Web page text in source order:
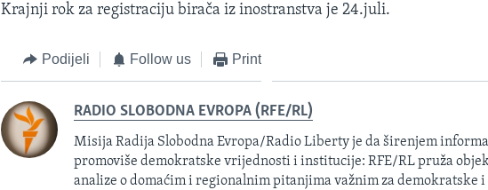
Krajnji rok za registraciju birača iz inostranstva je 24.juli.
Podijeli Follow us Print
RADIO SLOBODNA EVROPA (RFE/RL)
Misija Radija Slobodna Evropa/Radio Liberty je da širenjem
promoviše demokratske vrijednosti i institucije: RFE/RL pruža
analize o domaćim i regionalnim pitanjima važnim za demokratske